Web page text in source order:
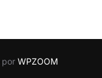
por WPZOOM